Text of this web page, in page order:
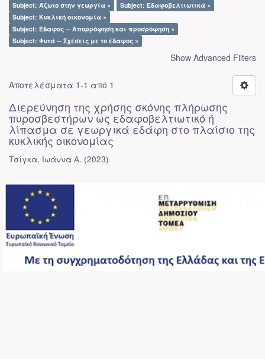
Subject: Άζωτο στην γεωργία ×
Subject: Εδαφοβελτιωτικά ×
Subject: Κυκλική οικονομία ×
Subject: Έδαφος -- Απορρόφηση και προσρόφηση ×
Subject: Φυτά -- Σχέσεις με το έδαφος ×
Show Advanced Filters
Αποτελέσματα 1-1 από 1
Διερεύνηση της χρήσης σκόνης πλήρωσης
πυροσβεστήρων ως εδαφοβελτιωτικό ή
λίπασμα σε γεωργικά εδάφη στο πλαίσιο της
κυκλικής οικονομίας
Τσίγκα, Ιωάννα Α. (2023)